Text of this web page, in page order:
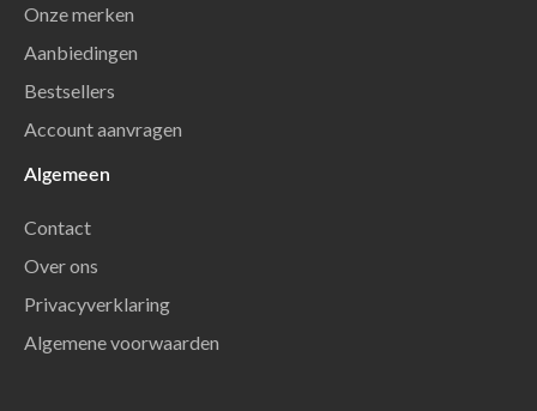
Onze merken
Aanbiedingen
Bestsellers
Account aanvragen
Algemeen
Contact
Over ons
Privacyverklaring
Algemene voorwaarden